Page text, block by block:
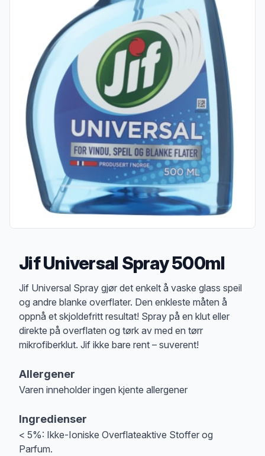
Jif Universal Spray 500ml
Produktbeskrivelse
Jif Universal Spray gjør det enkelt å vaske glass speil
og andre blanke overflater. Den enkleste måten å
oppnå et skjoldefritt resultat! Spray på en klut eller
direkte på overflaten og tørk av med en tørr
mikrofiberklut. Jif ikke bare rent – suverent!
Allergener
Varen inneholder ingen kjente allergener
Ingredienser
< 5%: Ikke-Ioniske Overflateaktive Stoffer og
Parfum.